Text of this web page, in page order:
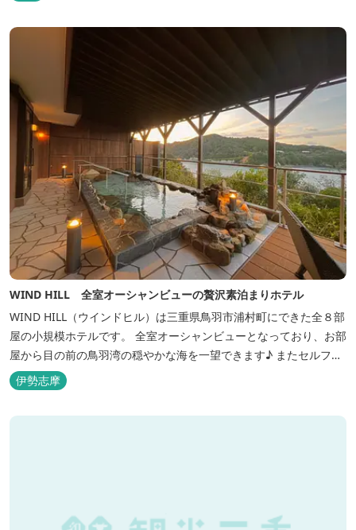
WIND HILL 全室オーシャンビューの贅沢素泊まりホテル
WIND HILL（ウインドヒル）は三重県鳥羽市浦村町にできた全８部
屋の小規模ホテルです。 全室オーシャンビューとなっており、お部
屋から目の前の鳥羽湾の穏やかな海を一望できます♪ またセルフチ
ェックイン方式を採用しているため、好きな時間に非対面でチェッ
クインが可能です。 食事提供や接客サービスがない分、リーズナブ
ルな料金で宿泊が可能なため、観光目的の拠点としてぜひご利用く
伊勢志摩